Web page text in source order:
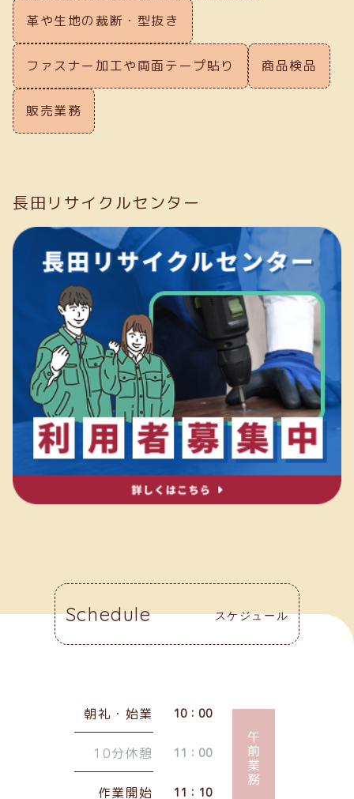
革や生地の裁断・型抜き
ファスナー加工や両面テープ貼り 商品検品
販売業務
長田リサイクルセンター
Schedule スケジュール
朝礼・始業 10：00
10分休憩 11：00
作業開始 11：10
午前業務